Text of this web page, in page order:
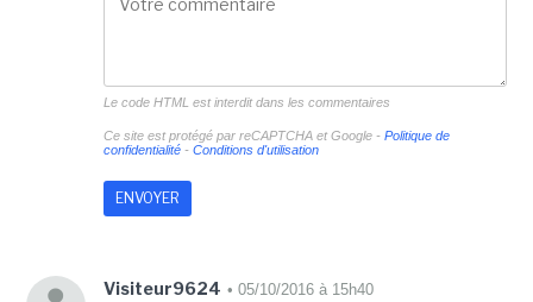
Le code HTML est interdit dans les commentaires
Ce site est protégé par reCAPTCHA et Google - Politique de
confidentialité- Conditions d'utilisation
Visiteur9624 • 05/10/2016 à 15h40